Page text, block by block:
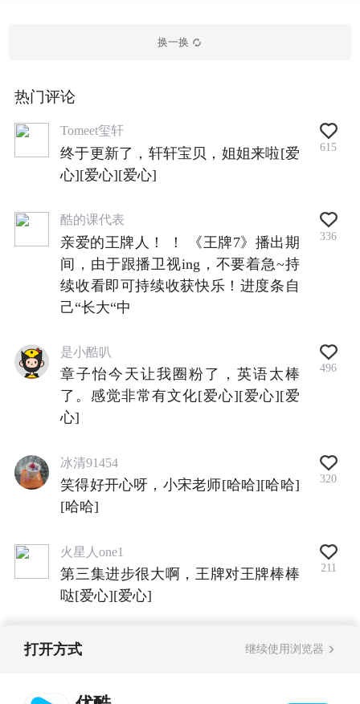
换一换
热门评论
Tomeet玺轩
终于更新了，轩轩宝贝，姐姐来啦[爱
心][爱心][爱心]
615
酷的课代表
亲爱的王牌人！ ！ 《王牌7》播出期
间，由于跟播卫视ing，不要着急~持
续收看即可持续收获快乐！进度条自
己“长大“中
336
是小酷叭
章子怡今天让我圈粉了，英语太棒
了。感觉非常有文化[爱心][爱心][爱
心]
496
冰清91454
笑得好开心呀，小宋老师[哈哈][哈哈]
[哈哈]
320
火星人one1
第三集进步很大啊，王牌对王牌棒棒
哒[爱心][爱心]
211
打开方式 继续使用浏览器